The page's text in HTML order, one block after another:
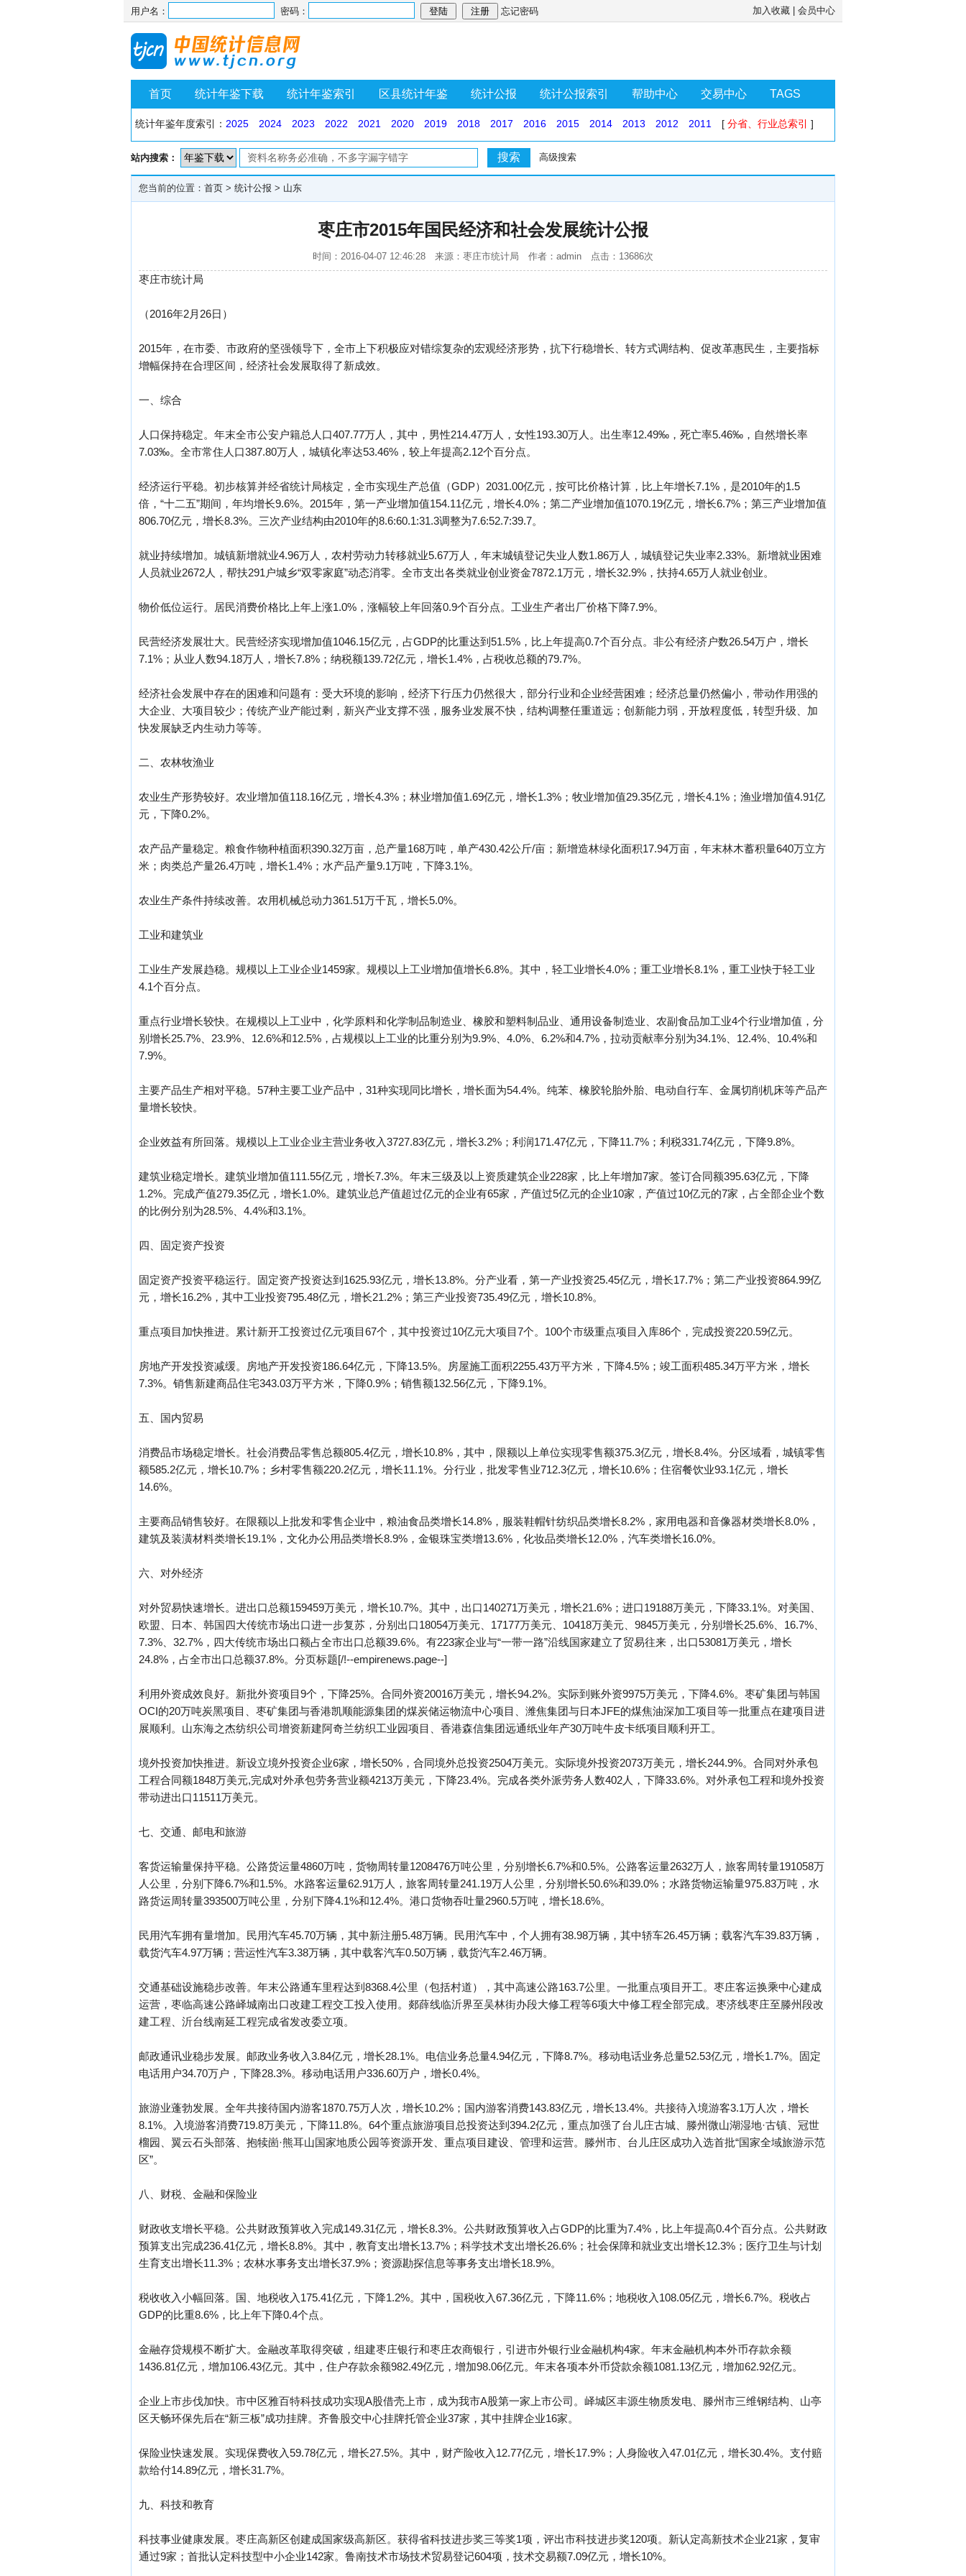
用户名： 密码： 忘记密码 加入收藏 会员中心
首页 统计年鉴下载 统计年鉴索引 区县统计年鉴 统计公报 统计公报索引 帮助中心 交易中心 TAGS
统计年鉴年度索引： 2025 2024 2023 2022 2021 2020 2019 2018 2017 2016 2015 2014 2013 2012 2011 [ 分省、行业总索引 ]
站内搜索： 高级搜索
您当前的位置： 首页 > 统计公报 > 山东
枣庄市2015年国民经济和社会发展统计公报
时间：2016-04-07 12:46:28 来源：枣庄市统计局 作者：admin 点击：13686次
枣庄市统计局
（2016年2月26日）
2015年，在市委、市政府的坚强领导下，全市上下积极应对错综复杂的宏观经济形势，抗下行稳增长、转方式调结构、促改革惠民生，主要指标
增幅保持在合理区间，经济社会发展取得了新成效。
一、综合
人口保持稳定。年末全市公安户籍总人口407.77万人，其中，男性214.47万人，女性193.30万人。出生率12.49‰，死亡率5.46‰，自然增长率
7.03‰。全市常住人口387.80万人，城镇化率达53.46%，较上年提高2.12个百分点。
经济运行平稳。初步核算并经省统计局核定，全市实现生产总值（GDP）2031.00亿元，按可比价格计算，比上年增长7.1%，是2010年的1.5
倍，“十二五”期间，年均增长9.6%。2015年，第一产业增加值154.11亿元，增长4.0%；第二产业增加值1070.19亿元，增长6.7%；第三产业增加值
806.70亿元，增长8.3%。三次产业结构由2010年的8.6:60.1:31.3调整为7.6:52.7:39.7。
就业持续增加。城镇新增就业4.96万人，农村劳动力转移就业5.67万人，年末城镇登记失业人数1.86万人，城镇登记失业率2.33%。新增就业困难
人员就业2672人，帮扶291户城乡“双零家庭”动态消零。全市支出各类就业创业资金7872.1万元，增长32.9%，扶持4.65万人就业创业。
物价低位运行。居民消费价格比上年上涨1.0%，涨幅较上年回落0.9个百分点。工业生产者出厂价格下降7.9%。
民营经济发展壮大。民营经济实现增加值1046.15亿元，占GDP的比重达到51.5%，比上年提高0.7个百分点。非公有经济户数26.54万户，增长
7.1%；从业人数94.18万人，增长7.8%；纳税额139.72亿元，增长1.4%，占税收总额的79.7%。
经济社会发展中存在的困难和问题有：受大环境的影响，经济下行压力仍然很大，部分行业和企业经营困难；经济总量仍然偏小，带动作用强的
大企业、大项目较少；传统产业产能过剩，新兴产业支撑不强，服务业发展不快，结构调整任重道远；创新能力弱，开放程度低，转型升级、加
快发展缺乏内生动力等等。
二、农林牧渔业
农业生产形势较好。农业增加值118.16亿元，增长4.3%；林业增加值1.69亿元，增长1.3%；牧业增加值29.35亿元，增长4.1%；渔业增加值4.91亿
元，下降0.2%。
农产品产量稳定。粮食作物种植面积390.32万亩，总产量168万吨，单产430.42公斤/亩；新增造林绿化面积17.94万亩，年末林木蓄积量640万立方
米；肉类总产量26.4万吨，增长1.4%；水产品产量9.1万吨，下降3.1%。
农业生产条件持续改善。农用机械总动力361.51万千瓦，增长5.0%。
工业和建筑业
工业生产发展趋稳。规模以上工业企业1459家。规模以上工业增加值增长6.8%。其中，轻工业增长4.0%；重工业增长8.1%，重工业快于轻工业
4.1个百分点。
重点行业增长较快。在规模以上工业中，化学原料和化学制品制造业、橡胶和塑料制品业、通用设备制造业、农副食品加工业4个行业增加值，分
别增长25.7%、23.9%、12.6%和12.5%，占规模以上工业的比重分别为9.9%、4.0%、6.2%和4.7%，拉动贡献率分别为34.1%、12.4%、10.4%和
7.9%。
主要产品生产相对平稳。57种主要工业产品中，31种实现同比增长，增长面为54.4%。纯苯、橡胶轮胎外胎、电动自行车、金属切削机床等产品产
量增长较快。
企业效益有所回落。规模以上工业企业主营业务收入3727.83亿元，增长3.2%；利润171.47亿元，下降11.7%；利税331.74亿元，下降9.8%。
建筑业稳定增长。建筑业增加值111.55亿元，增长7.3%。年末三级及以上资质建筑企业228家，比上年增加7家。签订合同额395.63亿元，下降
1.2%。完成产值279.35亿元，增长1.0%。建筑业总产值超过亿元的企业有65家，产值过5亿元的企业10家，产值过10亿元的7家，占全部企业个数
的比例分别为28.5%、4.4%和3.1%。
四、固定资产投资
固定资产投资平稳运行。固定资产投资达到1625.93亿元，增长13.8%。分产业看，第一产业投资25.45亿元，增长17.7%；第二产业投资864.99亿
元，增长16.2%，其中工业投资795.48亿元，增长21.2%；第三产业投资735.49亿元，增长10.8%。
重点项目加快推进。累计新开工投资过亿元项目67个，其中投资过10亿元大项目7个。100个市级重点项目入库86个，完成投资220.59亿元。
房地产开发投资减缓。房地产开发投资186.64亿元，下降13.5%。房屋施工面积2255.43万平方米，下降4.5%；竣工面积485.34万平方米，增长
7.3%。销售新建商品住宅343.03万平方米，下降0.9%；销售额132.56亿元，下降9.1%。
五、国内贸易
消费品市场稳定增长。社会消费品零售总额805.4亿元，增长10.8%，其中，限额以上单位实现零售额375.3亿元，增长8.4%。分区域看，城镇零售
额585.2亿元，增长10.7%；乡村零售额220.2亿元，增长11.1%。分行业，批发零售业712.3亿元，增长10.6%；住宿餐饮业93.1亿元，增长
14.6%。
主要商品销售较好。在限额以上批发和零售企业中，粮油食品类增长14.8%，服装鞋帽针纺织品类增长8.2%，家用电器和音像器材类增长8.0%，
建筑及装潢材料类增长19.1%，文化办公用品类增长8.9%，金银珠宝类增13.6%，化妆品类增长12.0%，汽车类增长16.0%。
六、对外经济
对外贸易快速增长。进出口总额159459万美元，增长10.7%。其中，出口140271万美元，增长21.6%；进口19188万美元，下降33.1%。对美国、
欧盟、日本、韩国四大传统市场出口进一步复苏，分别出口18054万美元、17177万美元、10418万美元、9845万美元，分别增长25.6%、16.7%、
7.3%、32.7%，四大传统市场出口额占全市出口总额39.6%。有223家企业与“一带一路”沿线国家建立了贸易往来，出口53081万美元，增长
24.8%，占全市出口总额37.8%。分页标题[/!--empirenews.page--]
利用外资成效良好。新批外资项目9个，下降25%。合同外资20016万美元，增长94.2%。实际到账外资9975万美元，下降4.6%。枣矿集团与韩国
OCI的20万吨炭黑项目、枣矿集团与香港凯顺能源集团的煤炭储运物流中心项目、潍焦集团与日本JFE的煤焦油深加工项目等一批重点在建项目进
展顺利。山东海之杰纺织公司增资新建阿奇兰纺织工业园项目、香港森信集团远通纸业年产30万吨牛皮卡纸项目顺利开工。
境外投资加快推进。新设立境外投资企业6家，增长50%，合同境外总投资2504万美元。实际境外投资2073万美元，增长244.9%。合同对外承包
工程合同额1848万美元,完成对外承包劳务营业额4213万美元，下降23.4%。完成各类外派劳务人数402人，下降33.6%。对外承包工程和境外投资
带动进出口11511万美元。
七、交通、邮电和旅游
客货运输量保持平稳。公路货运量4860万吨，货物周转量1208476万吨公里，分别增长6.7%和0.5%。公路客运量2632万人，旅客周转量191058万
人公里，分别下降6.7%和1.5%。水路客运量62.91万人，旅客周转量241.19万人公里，分别增长50.6%和39.0%；水路货物运输量975.83万吨，水
路货运周转量393500万吨公里，分别下降4.1%和12.4%。港口货物吞吐量2960.5万吨，增长18.6%。
民用汽车拥有量增加。民用汽车45.70万辆，其中新注册5.48万辆。民用汽车中，个人拥有38.98万辆，其中轿车26.45万辆；载客汽车39.83万辆，
载货汽车4.97万辆；营运性汽车3.38万辆，其中载客汽车0.50万辆，载货汽车2.46万辆。
交通基础设施稳步改善。年末公路通车里程达到8368.4公里（包括村道），其中高速公路163.7公里。一批重点项目开工。枣庄客运换乘中心建成
运营，枣临高速公路峄城南出口改建工程交工投入使用。郯薛线临沂界至吴林街办段大修工程等6项大中修工程全部完成。枣济线枣庄至滕州段改
建工程、沂台线南延工程完成省发改委立项。
邮政通讯业稳步发展。邮政业务收入3.84亿元，增长28.1%。电信业务总量4.94亿元，下降8.7%。移动电话业务总量52.53亿元，增长1.7%。固定
电话用户34.70万户，下降28.3%。移动电话用户336.60万户，增长0.4%。
旅游业蓬勃发展。全年共接待国内游客1870.75万人次，增长10.2%；国内游客消费143.83亿元，增长13.4%。共接待入境游客3.1万人次，增长
8.1%。入境游客消费719.8万美元，下降11.8%。64个重点旅游项目总投资达到394.2亿元，重点加强了台儿庄古城、滕州微山湖湿地·古镇、冠世
榴园、翼云石头部落、抱犊崮·熊耳山国家地质公园等资源开发、重点项目建设、管理和运营。滕州市、台儿庄区成功入选首批“国家全域旅游示范
区”。
八、财税、金融和保险业
财政收支增长平稳。公共财政预算收入完成149.31亿元，增长8.3%。公共财政预算收入占GDP的比重为7.4%，比上年提高0.4个百分点。公共财政
预算支出完成236.41亿元，增长8.8%。其中，教育支出增长13.7%；科学技术支出增长26.6%；社会保障和就业支出增长12.3%；医疗卫生与计划
生育支出增长11.3%；农林水事务支出增长37.9%；资源勘探信息等事务支出增长18.9%。
税收收入小幅回落。国、地税收入175.41亿元，下降1.2%。其中，国税收入67.36亿元，下降11.6%；地税收入108.05亿元，增长6.7%。税收占
GDP的比重8.6%，比上年下降0.4个点。
金融存贷规模不断扩大。金融改革取得突破，组建枣庄银行和枣庄农商银行，引进市外银行业金融机构4家。年末金融机构本外币存款余额
1436.81亿元，增加106.43亿元。其中，住户存款余额982.49亿元，增加98.06亿元。年末各项本外币贷款余额1081.13亿元，增加62.92亿元。
企业上市步伐加快。市中区雅百特科技成功实现A股借壳上市，成为我市A股第一家上市公司。峄城区丰源生物质发电、滕州市三维钢结构、山亭
区天畅环保先后在“新三板”成功挂牌。齐鲁股交中心挂牌托管企业37家，其中挂牌企业16家。
保险业快速发展。实现保费收入59.78亿元，增长27.5%。其中，财产险收入12.77亿元，增长17.9%；人身险收入47.01亿元，增长30.4%。支付赔
款给付14.89亿元，增长31.7%。
九、科技和教育
科技事业健康发展。枣庄高新区创建成国家级高新区。获得省科技进步奖三等奖1项，评出市科技进步奖120项。新认定高新技术企业21家，复审
通过9家；首批认定科技型中小企业142家。鲁南技术市场技术贸易登记604项，技术交易额7.09亿元，增长10%。